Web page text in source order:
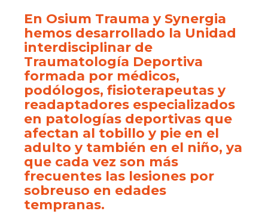
En Osium Trauma y Synergia
hemos desarrollado la Unidad
interdisciplinar de
Traumatología Deportiva
formada por médicos,
podólogos, fisioterapeutas y
readaptadores especializados
en patologías deportivas que
afectan al tobillo y pie en el
adulto y también en el niño, ya
que cada vez son más
frecuentes las lesiones por
sobreuso en edades
tempranas.